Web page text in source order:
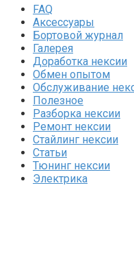
FAQ
Аксессуары
Бортовой журнал
Галерея
Доработка нексии
Обмен опытом
Обслуживание
Полезное
Разборка нексии
Ремонт нексии
Стайлинг нексии
Статьи
Тюнинг нексии
Электрика